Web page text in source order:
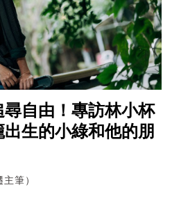
自由！專訪林小杯
生的小綠和他的朋
筆）